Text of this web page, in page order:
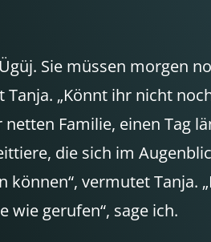
Sie müssen morgen
„Könnt ihr nicht
Familie, einen Tag
die sich im
vermutet Tanja.
wie gerufen“, sage ich.